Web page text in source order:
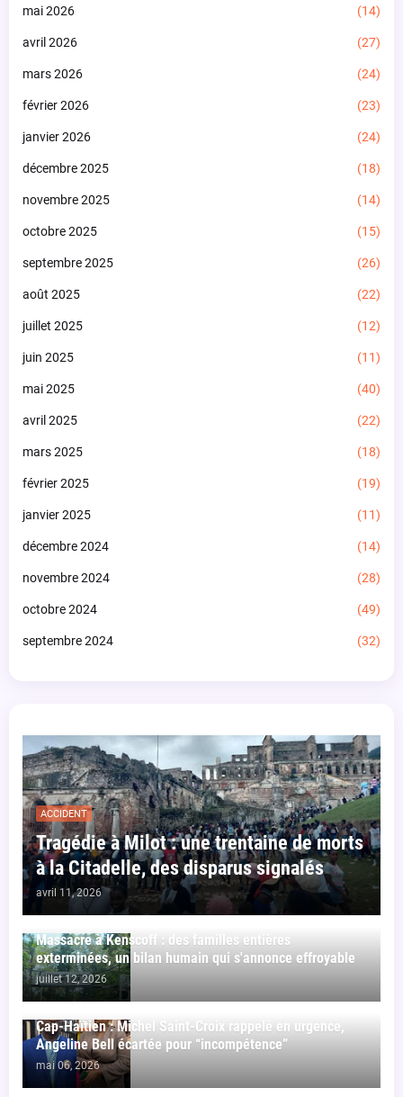
mai 2026 (14)
avril 2026 (27)
mars 2026 (24)
février 2026 (23)
janvier 2026 (24)
décembre 2025 (18)
novembre 2025 (14)
octobre 2025 (15)
septembre 2025 (26)
août 2025 (22)
juillet 2025 (12)
juin 2025 (11)
mai 2025 (40)
avril 2025 (22)
mars 2025 (18)
février 2025 (19)
janvier 2025 (11)
décembre 2024 (14)
novembre 2024 (28)
octobre 2024 (49)
septembre 2024 (32)
ACCIDENT
Tragédie à Milot : une trentaine de morts
à la Citadelle, des disparus signalés
avril 11, 2026
Massacre à Kenscoff : des familles entières
exterminées, un bilan humain qui s'annonce effroyable
juillet 12, 2026
Cap-Haïtien : Michel Saint-Croix rappelé en urgence,
Angeline Bell écartée pour “incompétence”
mai 06, 2026